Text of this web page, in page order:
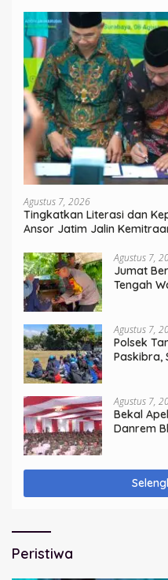
Agustus 7, 2026
Tingkatkan Literasi dan
Ansor Jatim Jalin
Agustus 7,
Jumat
Tengah
Agustus 7,
Polsek
Paskibra,
Agustus 7,
Bekal
Danrem
Peristiwa